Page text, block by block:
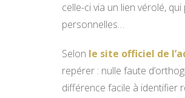
celle-ci via un lien vérolé,
personnelles…
Selon le site officiel de
repérer : nulle faute
différence facile à identifier